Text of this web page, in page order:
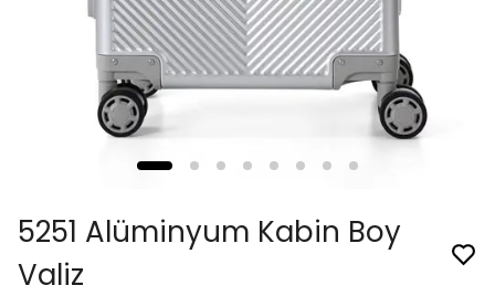
5251 Alüminyum Kabin Boy
Valiz